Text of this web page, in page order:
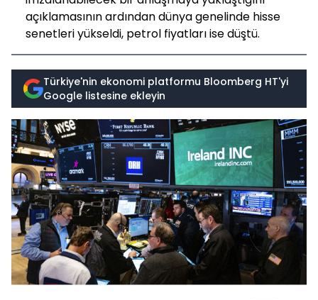
açıklamasının ardından dünya genelinde hisse
senetleri yükseldi, petrol fiyatları ise düştü.
Türkiye'nin ekonomi platformu Bloomberg HT'yi
Google listesine ekleyin